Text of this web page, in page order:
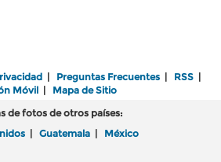
| Preguntas Frecuentes | RSS |
Móvil| Mapa de Sitio
de fotos de otros países:
| Guatemala | México